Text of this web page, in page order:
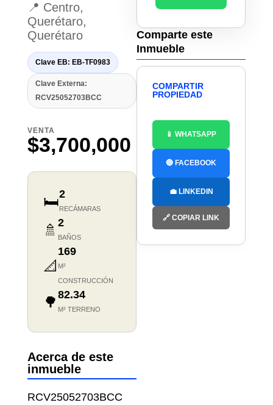
📍 Centro,
Querétaro,
Querétaro
Clave EB: EB-TF0983
Clave Externa:
RCV25052703BCC
VENTA
$3,700,000
🛏️2
RECÁMARAS
🚿 2
BAÑOS
📐
169
M²
CONSTRUCCIÓN
🌳 82.34
M² TERRENO
Acerca de este
inmueble
RCV25052703BCC
Comparte este
Inmueble
COMPARTIR
PROPIEDAD
📱 WHATSAPP
🔵 FACEBOOK
💼 LINKEDIN
🔗 COPIAR LINK